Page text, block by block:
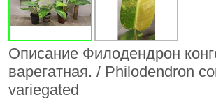
Описание Филодендрон
варегатная. / Philodendron
variegated